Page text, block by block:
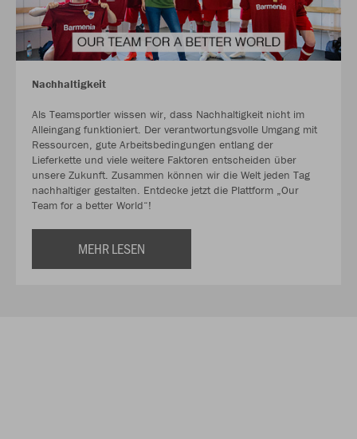
Nachhaltigkeit
Als Teamsportler wissen wir, dass Nachhaltigkeit nicht im
Alleingang funktioniert. Der verantwortungsvolle Umgang mit
Ressourcen, gute Arbeitsbedingungen entlang der
Lieferkette und viele weitere Faktoren entscheiden über
unsere Zukunft. Zusammen können wir die Welt jeden Tag
nachhaltiger gestalten. Entdecke jetzt die Plattform „Our
Team for a better World“!
MEHR LESEN